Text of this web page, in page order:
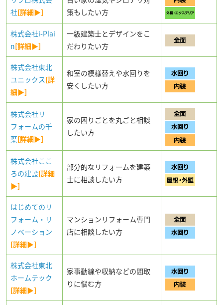
社[詳細▶]
策もしたい方
株式会社i-Plai
n[詳細▶]
一級建築士とデザインをこ
だわりたい方
株式会社東北
ユニックス[詳
細▶]
和室の模様替えや水回りを
安くしたい方
株式会社リ
フォームの千
葉[詳細▶]
家の困りごとを丸ごと相談
したい方
株式会社ここ
ろの建設[詳細
▶]
部分的なリフォームを建築
士に相談したい方
はじめてのリ
フォーム・リ
ノベーション
[詳細▶]
マンションリフォーム専門
店に相談したい方
株式会社東北
ホームテック
[詳細▶]
家事動線や収納などの間取
りに悩む方